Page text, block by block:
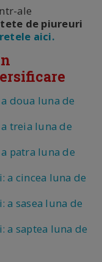
ale
de piureuri
aici.
doua luna de
treia luna de
patra luna de
a cincea luna de
a sasea luna de
a saptea luna de